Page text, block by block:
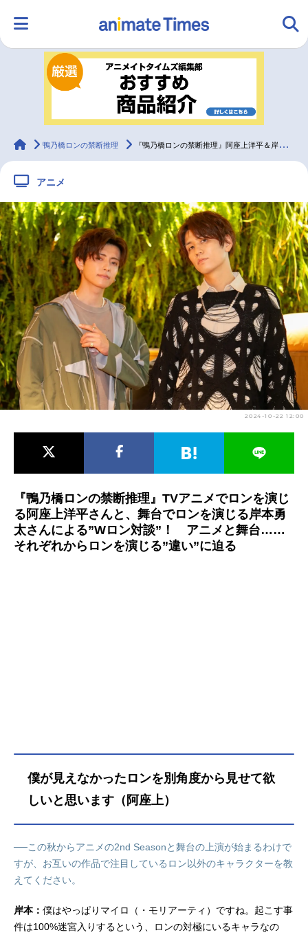
ランキング アニメ
ラジオ みんなの声
2.5次元 配信・Vtuber トレンド 無料マンガ
最新記事一覧
アニメ記事一覧 声優記事一覧
アニメ映画一覧 実写化映画一覧
今期アニメ曜日別一覧
春アニメ 夏アニメ
男性声優/女性声優一覧
animateTimes
鴨乃橋ロンの禁断推理 『鴨乃橋ロンの禁断推理』阿座上洋平＆岸本勇太のWロン対談
アニメ
2024-10-22 12:00
『鴨乃橋ロンの禁断推理』TVアニメでロンを演じ
る阿座上洋平さんと、舞台でロンを演じる岸本勇
太さんによる”Wロン対談”！ アニメと舞台……
それぞれからロンを演じる”違い”に迫る
僕が見えなかったロンを別角度から見せて欲
しいと思います（阿座上）
──この秋からアニメの2nd Seasonと舞台の上演が始まるわけで
すが、お互いの作品で注目しているロン以外のキャラクターを教
えてください。
岸本： 僕はやっぱりマイロ（・モリアーティ）ですね。起こす事
件は100%迷宮入りするという、ロンの対極にいるキャラなの